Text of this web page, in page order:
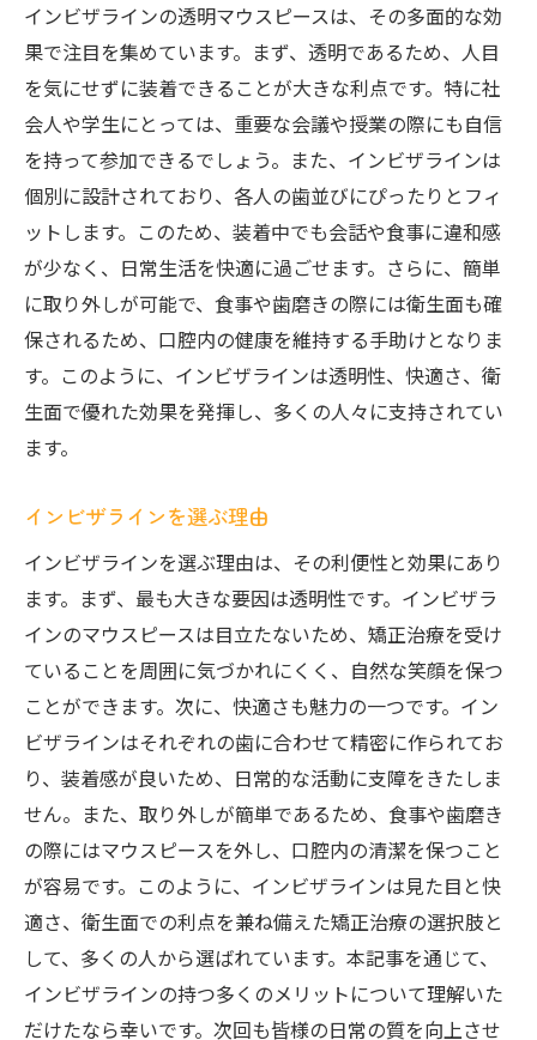
効果
視覚的効果と機能性の融合
実用的なデザインの利点
インビザラインが提供する価値
審美性と効果のバランス
インビザラインの実用的な利点
笑顔の全体的な改善
インビザラインの透明マウスピースは、その多面的な効
果で注目を集めています。まず、透明であるため、人目
を気にせずに装着できることが大きな利点です。特に社
会人や学生にとっては、重要な会議や授業の際にも自信
を持って参加できるでしょう。また、インビザラインは
個別に設計されており、各人の歯並びにぴったりとフィ
ットします。このため、装着中でも会話や食事に違和感
が少なく、日常生活を快適に過ごせます。さらに、簡単
に取り外しが可能で、食事や歯磨きの際には衛生面も確
保されるため、口腔内の健康を維持する手助けとなりま
す。このように、インビザラインは透明性、快適さ、衛
生面で優れた効果を発揮し、多くの人々に支持されてい
ます。
インビザラインを選ぶ理由
インビザラインを選ぶ理由は、その利便性と効果にあり
ます。まず、最も大きな要因は透明性です。インビザラ
インのマウスピースは目立たないため、矯正治療を受け
ていることを周囲に気づかれにくく、自然な笑顔を保つ
ことができます。次に、快適さも魅力の一つです。イン
ビザラインはそれぞれの歯に合わせて精密に作られてお
り、装着感が良いため、日常的な活動に支障をきたしま
せん。また、取り外しが簡単であるため、食事や歯磨き
の際にはマウスピースを外し、口腔内の清潔を保つこと
が容易です。このように、インビザラインは見た目と快
適さ、衛生面での利点を兼ね備えた矯正治療の選択肢と
して、多くの人から選ばれています。本記事を通じて、
インビザラインの持つ多くのメリットについて理解いた
だけたなら幸いです。次回も皆様の日常の質を向上させ